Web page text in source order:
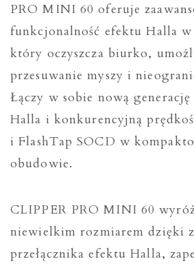
PRO MINI 60 oferuje
funkcjonalność efektu Halla w
który oczyszcza biurko,
przesuwanie myszy i
Łączy w sobie nową
Halla i konkurencyjną
i FlashTap SOCD w
obudowie.
CLIPPER PRO MINI 60
niewielkim rozmiarem dzięki
przełącznika efektu Halla,